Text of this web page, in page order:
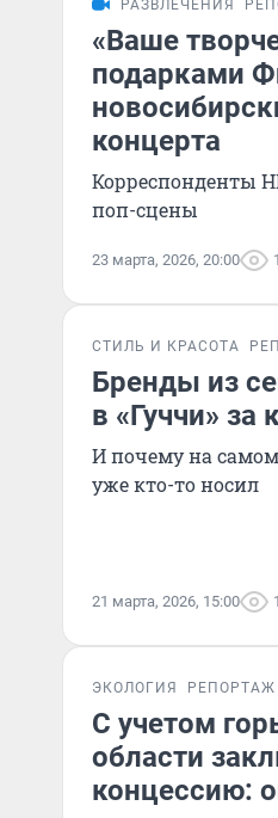
РАЗВЛЕЧЕНИЯ
«Ваше
подарками
концерта
Корреспонденты
поп-сцены
23 марта, 2026, 20:00
СТИЛЬ И КРАСОТА
Бренды из
в «Гуччи»
И почему на
уже кто-то носил
21 марта, 2026, 15:00
ЭКОЛОГИЯ РЕПОРТАЖ
С учетом
области
концессию: